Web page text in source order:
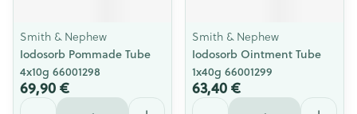
Smith & Nephew
Iodosorb Pommade Tube
4x10g 66001298
69,90 €
Quantité
Smith & Nephew
Iodosorb Ointment Tube
1x40g 66001299
63,40 €
Quantité